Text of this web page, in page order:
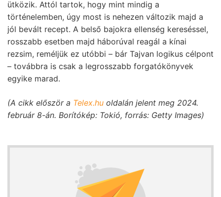
ütközik. Attól tartok, hogy mint mindig a
történelemben, úgy most is nehezen változik majd a
jól bevált recept. A belső bajokra ellenség kereséssel,
rosszabb esetben majd háborúval reagál a kínai
rezsim, reméljük ez utóbbi – bár Tajvan logikus célpont
– továbbra is csak a legrosszabb forgatókönyvek
egyike marad.
(A cikk először a Telex.hu oldalán jelent meg 2024.
február 8-án. Borítókép: Tokió, forrás: Getty Images)